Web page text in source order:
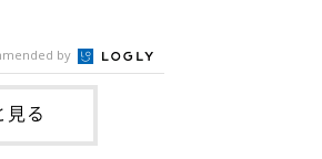
に撮った一枚」として投
、ケージの隅で不安そうな
ルビアちゃんの姿が写っ
らは、保護犬だったシル
）ユーザー
さんが投稿していた
ぽを振っているのは、愛
影時11才／柴犬）です。
ている様子が印象的です
こりする理由がありまし
た、うれしい声ばぁば
by
見る